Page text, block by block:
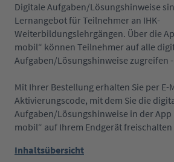
Digitale Aufgaben/Lösungshinweise
Lernangebot für Teilnehmer an IHK-
Weiterbildungslehrgängen. Über die
mobil“ können Teilnehmer auf alle
Aufgaben/Lösungshinweise zugreifen
Mit Ihrer Bestellung erhalten Sie per E-
Aktivierungscode, mit dem Sie die
Aufgaben/Lösungshinweise in der App
mobil“ auf Ihrem Endgerät
Inhaltsübersicht